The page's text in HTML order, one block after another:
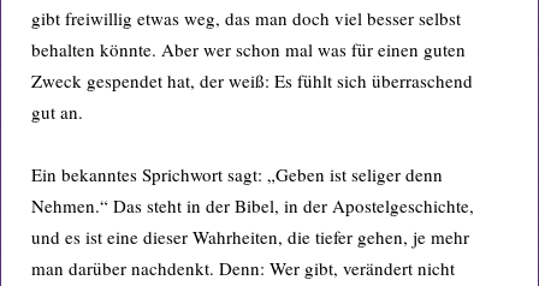
gibt freiwillig etwas weg, das man doch viel besser selbst
behalten könnte. Aber wer schon mal was für einen guten
Zweck gespendet hat, der weiß: Es fühlt sich überraschend
gut an.
Ein bekanntes Sprichwort sagt: „Geben ist seliger denn
Nehmen.“ Das steht in der Bibel, in der Apostelgeschichte,
und es ist eine dieser Wahrheiten, die tiefer gehen, je mehr
man darüber nachdenkt. Denn: Wer gibt, verändert nicht